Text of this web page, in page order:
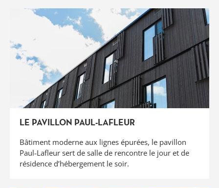
LE PAVILLON PAUL-LAFLEUR
Bâtiment moderne aux lignes épurées, le pavillon
Paul-Lafleur sert de salle de rencontre le jour et de
résidence d’hébergement le soir.